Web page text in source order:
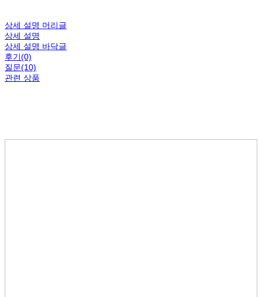
상세 설명 머리글
상세 설명
상세 설명 바닥글
후기(0)
질문(10)
관련 상품